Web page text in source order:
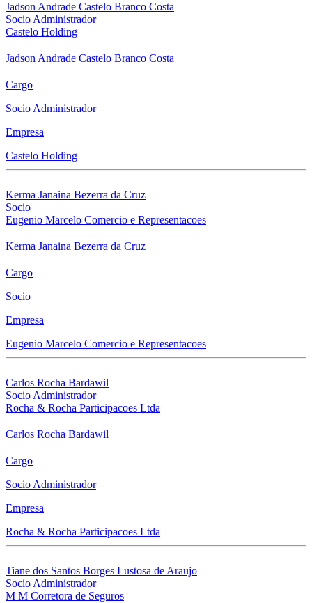
Jadson Andrade Castelo Branco Costa
Socio Administrador
Castelo Holding
Jadson Andrade Castelo Branco Costa
Cargo
Socio Administrador
Empresa
Castelo Holding
Kerma Janaina Bezerra da Cruz
Socio
Eugenio Marcelo Comercio e Representacoes
Kerma Janaina Bezerra da Cruz
Cargo
Socio
Empresa
Eugenio Marcelo Comercio e Representacoes
Carlos Rocha Bardawil
Socio Administrador
Rocha & Rocha Participacoes Ltda
Carlos Rocha Bardawil
Cargo
Socio Administrador
Empresa
Rocha & Rocha Participacoes Ltda
Tiane dos Santos Borges Lustosa de Araujo
Socio Administrador
M M Corretora de Seguros